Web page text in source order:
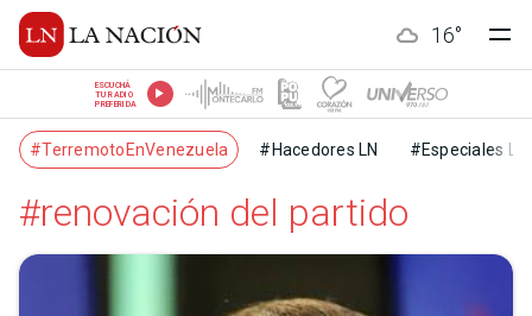
16°
ESCUCHÁ
TU RADIO
PREFERIDA
#TerremotoEnVenezuela #Hacedores LN #Especiales LN
#renovación del partido